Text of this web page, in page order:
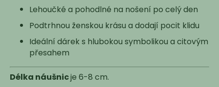
Lehoučké a pohodlné na nošení po celý den
Podtrhnou ženskou krásu a dodají pocit klidu
Ideální dárek s hlubokou symbolikou a citovým
přesahem
Délka náušnicje 6-8 cm.